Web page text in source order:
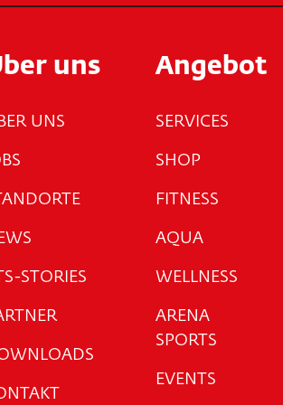
uns
UNS
STORIES
Angebot
SERVICES
SHOP
FITNESS
AQUA
WELLNESS
ARENA
SPORTS
EVENTS